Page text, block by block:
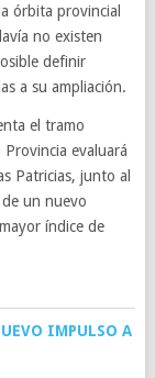
órbita provincial
no existen
definir
a su ampliación.
el tramo
evaluará
Patricias, junto al
un nuevo
índice de
IMPULSO A